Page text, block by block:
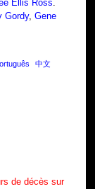
Ellis Ross.
Gordy,Gene
中文
de décès sur